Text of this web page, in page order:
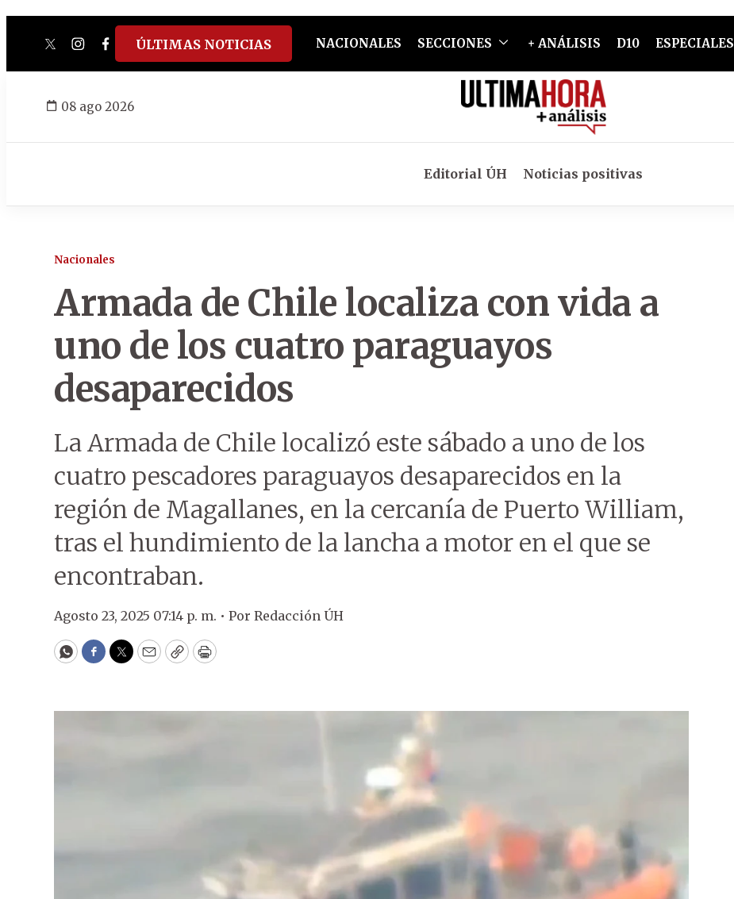
twitterinstagram
facebook
tiktokyoutube
spotify
ÚLTIMAS NOTICIAS NACIONALES SECCIONES + ANÁLISIS D10 ESPECIALES
08 ago 2026
Editorial ÚH Noticias positivas
Nacionales
Armada de Chile localiza con vida a
uno de los cuatro paraguayos
desaparecidos
La Armada de Chile localizó este sábado a uno de los
cuatro pescadores paraguayos desaparecidos en la
región de Magallanes, en la cercanía de Puerto William,
tras el hundimiento de la lancha a motor en el que se
encontraban.
Agosto 23, 2025 07:14 p. m. • Por Redacción ÚH
WhatsApp
Facebook
Twitter
EmailCopyPrint